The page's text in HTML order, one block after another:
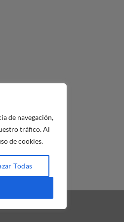
de navegación,
tráfico. Al
de cookies.
Todas